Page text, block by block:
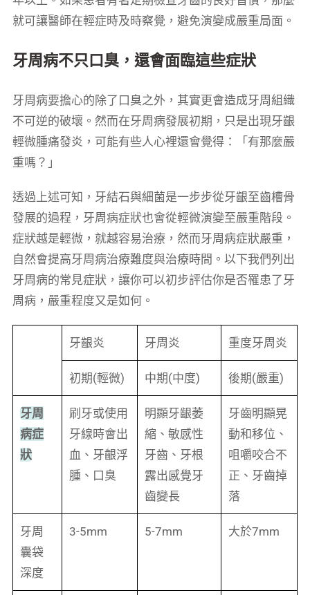
就可讓醫師在輕症時及時察覺，避免演變成嚴重局面。
牙周病不只口臭，還會面臨這些症狀
牙周病要擔心的除了口臭之外，其實更會造成牙周組織
不可逆的破壞。然而在牙周病發展初期，只是出現牙齦
輕微腫痛發炎，可能有些人心裡還會覺得：「有那麼嚴
重嗎？」
透過上述可知，牙結石與細菌是一步步從牙齦至齒槽骨
發展的過程，牙周病症狀也會從輕微演變至嚴重階段。
症狀越是輕微，就越容易治療，然而牙周病症狀嚴重，
自然會提高牙周病治療難度與治療時間。以下我們列出
牙周病的常見症狀，讓你可以初步評估你是否罹患了牙
周病，嚴重程度又是如何。
牙齦炎 牙周炎 重度牙周炎
初期(輕微) 中期(中度) 後期(嚴重)
牙周
病症
狀
刷牙或使用
牙線時會出
血、牙齦浮
腫、口臭
明顯牙齦萎
縮、敏感性
牙齒、牙根
露出感覺牙
齒變長
牙齒明顯晃
動和移位、
咀嚼咬合不
正、牙齒掉
落
牙周
囊袋
深度
3-5mm 5-7mm 大於7mm